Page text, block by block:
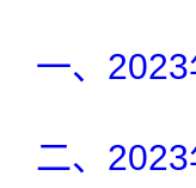
一、
二、